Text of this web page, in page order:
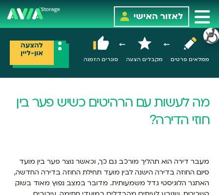
לאזור האישי
ממלאים פרטים מקבלים הצעה סוגרים הזמנה
להצעה
און-ליין
מה לעשות עם הרהיטים כשיש פער בין
חוזי הדירה?
מעבר דירה הוא תהליך מורכב גם כך, וכאשר נוצר פער בין מועד
סיום החוזה בדירה הישנה לבין מועד תחילת החוזה בדירה החדשה,
האתגר הלוגיסטי גדל משמעותית. מדובר במצב נפוץ מאוד בשוק